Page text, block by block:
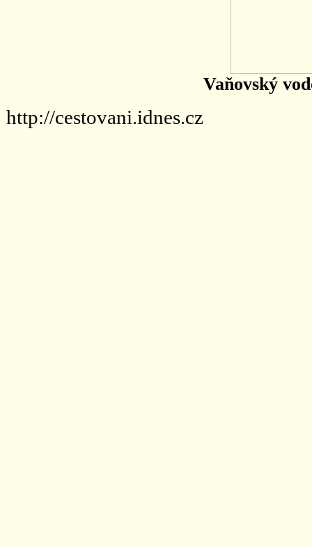
Vaňovský
http://cestovani.idnes.cz